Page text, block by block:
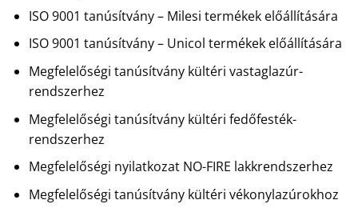
ISO 9001 tanúsítvány – Milesi termékek előállítására
ISO 9001 tanúsítvány – Unicol termékek előállítására
Megfelelőségi tanúsítvány kültéri vastaglazúr-
rendszerhez
Megfelelőségi tanúsítvány kültéri fedőfesték-
rendszerhez
Megfelelőségi nyilatkozat NO-FIRE lakkrendszerhez
Megfelelőségi tanúsítvány kültéri vékonylazúrokhoz